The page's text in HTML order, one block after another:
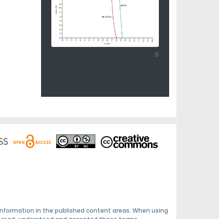
8
in the published content areas. When using